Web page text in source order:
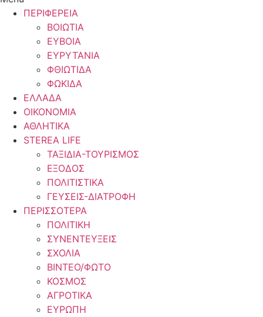
ΠΕΡΙΦΕΡΕΙΑ
ΒΟΙΩΤΙΑ
ΕΥΒΟΙΑ
ΕΥΡΥΤΑΝΙΑ
ΦΘΙΩΤΙΔΑ
ΦΩΚΙΔΑ
ΕΛΛΑΔΑ
ΟΙΚΟΝΟΜΙΑ
ΑΘΛΗΤΙΚΑ
STEREA LIFE
ΤΑΞΙΔΙΑ-ΤΟΥΡΙΣΜΟΣ
ΕΞΟΔΟΣ
ΠΟΛΙΤΙΣΤΙΚΑ
ΓΕΥΣΕΙΣ-ΔΙΑΤΡΟΦΗ
ΠΕΡΙΣΣΟΤΕΡΑ
ΠΟΛΙΤΙΚΗ
ΣΥΝΕΝΤΕΥΞΕΙΣ
ΣΧΟΛΙΑ
ΒΙΝΤΕΟ/ΦΩΤΟ
ΚΟΣΜΟΣ
ΑΓΡΟΤΙΚΑ
ΕΥΡΩΠΗ